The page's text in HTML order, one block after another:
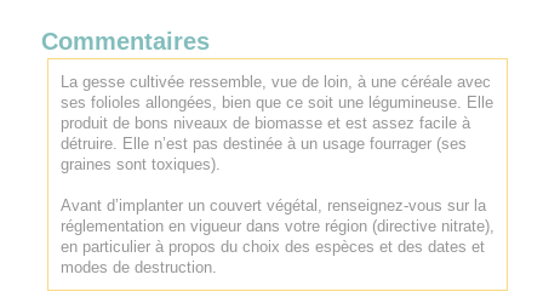
Commentaires
La gesse cultivée ressemble, vue de loin, à une céréale avec
ses folioles allongées, bien que ce soit une légumineuse. Elle
produit de bons niveaux de biomasse et est assez facile à
détruire. Elle n’est pas destinée à un usage fourrager (ses
graines sont toxiques).
Avant d’implanter un couvert végétal, renseignez-vous sur la
réglementation en vigueur dans votre région (directive nitrate),
en particulier à propos du choix des espèces et des dates et
modes de destruction.